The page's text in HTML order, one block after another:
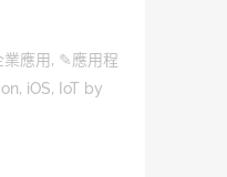
應用, ✎應用程
, iOS, IoT by